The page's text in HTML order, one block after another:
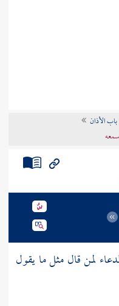
باب الأذان
لمن قال مثل ما يقول